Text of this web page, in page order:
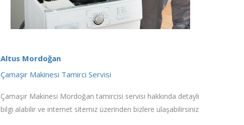
Altus Mordoğan
Çamaşır Makinesi Tamirci Servisi
Çamaşır Makinesi Mordoğan tamircisi servisi hakkında detaylı
bilgi alabilir ve internet sitemiz üzerinden bizlere ulaşabilirsiniz